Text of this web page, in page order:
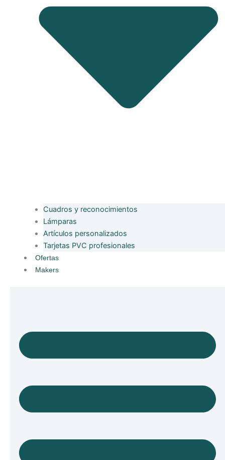
Cuadros y reconocimientos
Lámparas
Artículos personalizados
Tarjetas PVC profesionales
Ofertas
Makers